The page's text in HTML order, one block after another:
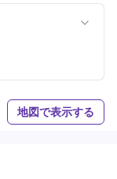
地図で表示する